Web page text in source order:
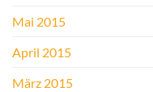
Mai 2015
April 2015
März 2015